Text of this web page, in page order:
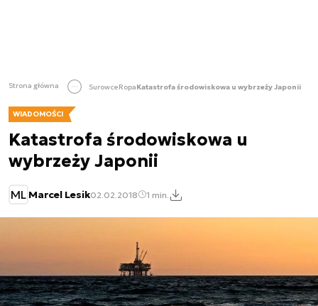
Strona główna SurowceRopaKatastrofa środowiskowa u wybrzeży Japonii
WIADOMOŚCI
Katastrofa środowiskowa u
wybrzeży Japonii
ML Marcel Lesik02.02.2018 1 min.